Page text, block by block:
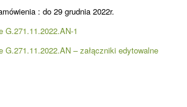
: do 29 grudnia 2022r.
G.271.11.2022.AN-1
G.271.11.2022.AN – załączniki edytowalne